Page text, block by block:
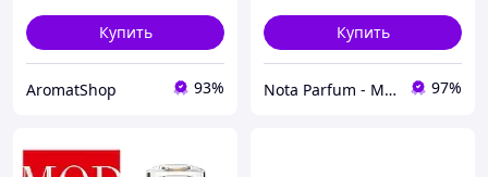
Купить
AromatShop 93%
Купить
Nota Parfum - Магазин оригинальной парфюмерии оптом и в розницу 97%